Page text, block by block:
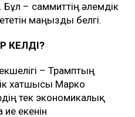
– саммиттің әлемдік
маңызды белгі.
КЕЛДІ?
– Трамптың
хатшысы Марко
тек экономикалық
екенін